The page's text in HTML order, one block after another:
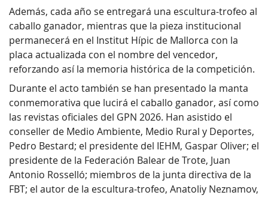
Además, cada año se entregará una escultura-trofeo al
caballo ganador, mientras que la pieza institucional
permanecerá en el Institut Hípic de Mallorca con la
placa actualizada con el nombre del vencedor,
reforzando así la memoria histórica de la competición.
Durante el acto también se han presentado la manta
conmemorativa que lucirá el caballo ganador, así como
las revistas oficiales del GPN 2026. Han asistido el
conseller de Medio Ambiente, Medio Rural y Deportes,
Pedro Bestard; el presidente del IEHM, Gaspar Oliver; el
presidente de la Federación Balear de Trote, Juan
Antonio Rosselló; miembros de la junta directiva de la
FBT; el autor de la escultura-trofeo, Anatoliy Neznamov,